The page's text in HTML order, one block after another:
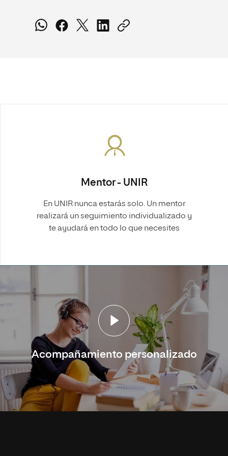
Mentor - UNIR
En UNIR nunca estarás solo. Un mentor
realizará un seguimiento individualizado y
te ayudará en todo lo que necesites
Acompañamiento personalizado